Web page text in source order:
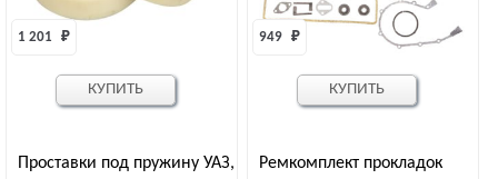
Проставки под пружину УАЗ,
1 201 ₽
КУПИТЬ
Ремкомплект прокладок
949 ₽
КУПИТЬ